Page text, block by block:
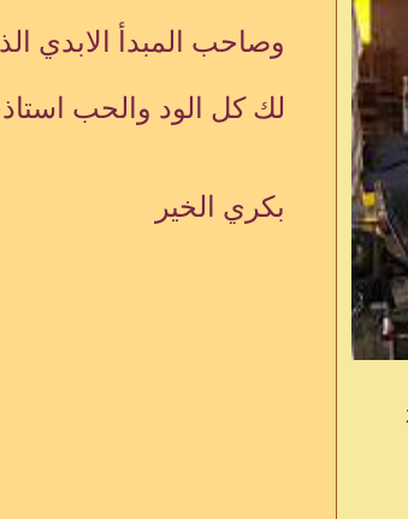
وصاحب المبدأ الابدي
لك كل الود والحب
بكري الخير